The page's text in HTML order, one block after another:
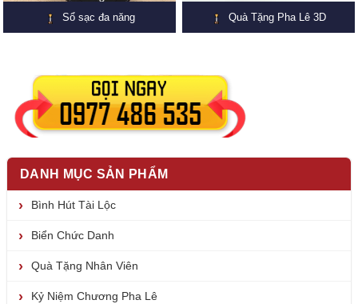
Sổ sạc đa năng Quà Tặng Pha Lê 3D
DANH MỤC SẢN PHẨM
Bình Hút Tài Lộc
Biển Chức Danh
Quà Tặng Nhân Viên
Kỷ Niệm Chương Pha Lê